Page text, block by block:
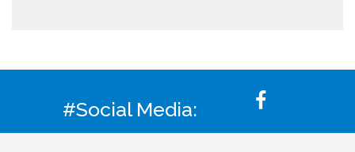
#Social Media: